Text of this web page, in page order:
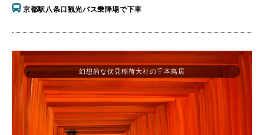
京都駅八条口観光バス乗降場で下車
幻想的な伏見稲荷大社の千本鳥居